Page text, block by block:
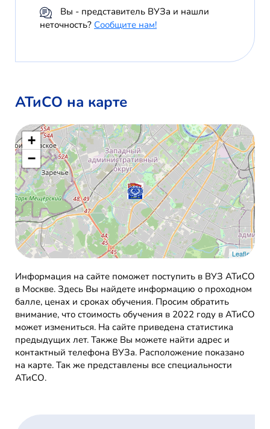
Вы - представитель ВУЗа и нашли
неточность? Сообщите нам!
АТиСО на карте
+
−
Leaflet
Информация на сайте поможет поступить в ВУЗ АТиСО
в Москве. Здесь Вы найдете информацию о проходном
балле, ценах и сроках обучения. Просим обратить
внимание, что стоимость обучения в 2022 году в АТиСО
может измениться. На сайте приведена статистика
предыдущих лет. Также Вы можете найти адрес и
контактный телефона ВУЗа. Расположение показано
на карте. Так же представлены все специальности
АТиСО.